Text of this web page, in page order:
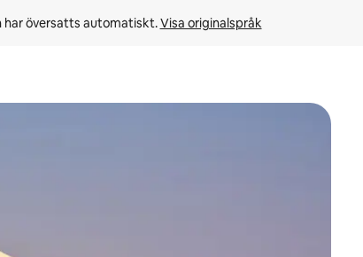
har översatts automatiskt. Visa originalspråk